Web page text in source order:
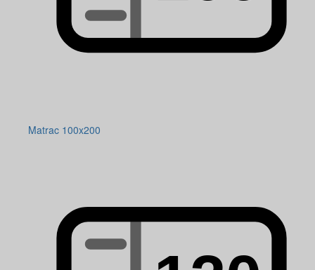
Matrac 100x200